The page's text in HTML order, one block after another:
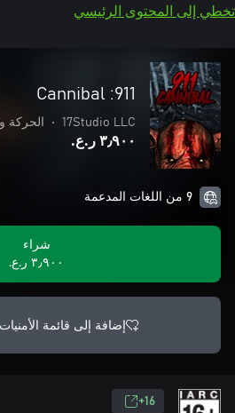
تخطي إلى المحتوى الرئيسي
911: Cannibal
17Studio LLC
• الحركة
٣٫٩٠٠ ر.ع.‏
9 من اللغات المدعمة
شراء
٣٫٩٠٠ ر.ع.‏
إضافة إلى قائمة الأمنيات
16+